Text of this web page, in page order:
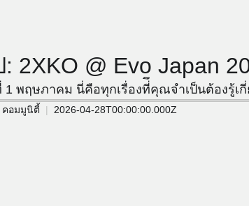
2XKO @ Evo Japan
1 พฤษภาคม นี่คือทุกเรื่องที่ึคุณจำเป็นต้องรู้เ
คอมมูนิตี้ 2026-04-28T00:00:00.000Z